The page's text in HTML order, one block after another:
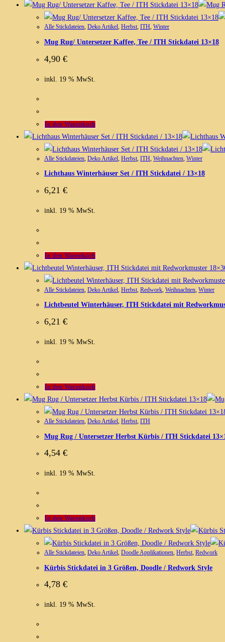
Alle Stickdateien, Deko Artikel, Herbst, ITH, Winter
Mug Rug/ Untersetzer Kaffee, Tee / ITH Stickdatei 13×18
4,90 €
inkl. 19 % MwSt.
In den Warenkorb
Alle Stickdateien Deko Artikel Herbst ITH Weihnachten Winter
Lichthaus Winterhäuser Set / ITH Stickdatei / 13×18
6,21 €
inkl. 19 % MwSt.
In den Warenkorb
Alle Stickdateien Deko Artikel Herbst Redwork Weihnachten Winter
Lichtbeutel Winterhäuser, ITH Stickdatei mit
6,21 €
inkl. 19 % MwSt.
In den Warenkorb
Alle Stickdateien, Deko Artikel, Herbst, ITH
Mug Rug / Untersetzer Herbst Kürbis / ITH Stickdatei
4,54 €
inkl. 19 % MwSt.
In den Warenkorb
Alle Stickdateien, Deko Artikel, Doodle Applikationen, Herbst, Redwork
Kürbis Stickdatei in 3 Größen, Doodle / Redwork Style
4,78 €
inkl. 19 % MwSt.